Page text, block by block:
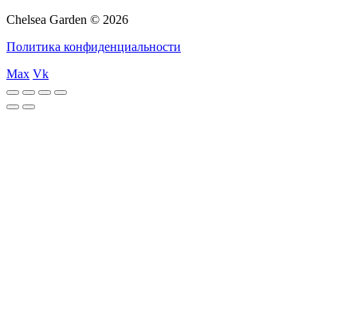
Chelsea Garden © 2026
Политика конфиденциальности
Max Vk